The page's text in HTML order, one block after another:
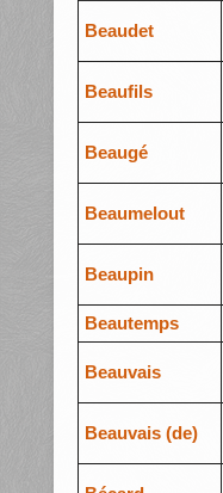
Beaudet
Beaufils
Beaugé
Beaumelout
Beaupin
Beautemps
Beauvais
Beauvais (de)